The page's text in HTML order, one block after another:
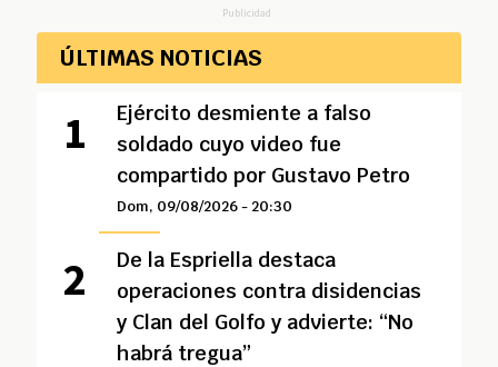
Publicidad
ÚLTIMAS NOTICIAS
Ejército desmiente a falso
soldado cuyo video fue
compartido por Gustavo Petro
Dom, 09/08/2026 - 20:30
De la Espriella destaca
operaciones contra disidencias
y Clan del Golfo y advierte: “No
habrá tregua”